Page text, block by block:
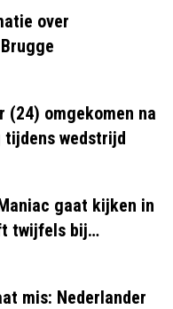
over
(24) omgekomen na
wedstrijd
gaat kijken in
twijfels bij
mis: Nederlander